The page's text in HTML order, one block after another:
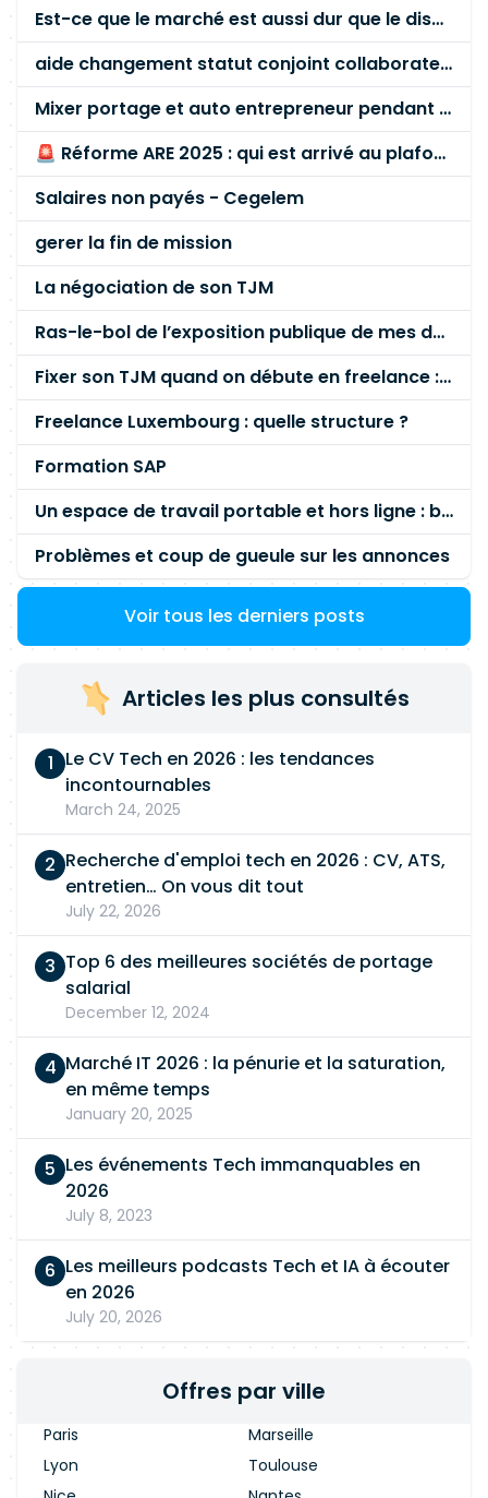
Est-ce que le marché est aussi dur que le disent les commerciaux ?
aide changement statut conjoint collaborateur
Mixer portage et auto entrepreneur pendant des années - quel risque ?
🚨 Réforme ARE 2025 : qui est arrivé au plafond des 60 % en gardant son entreprise ?
Salaires non payés - Cegelem
gerer la fin de mission
La négociation de son TJM
Ras-le-bol de l’exposition publique de mes données personnelles liées à mon entreprise
Fixer son TJM quand on débute en freelance : la méthode mathématique (et pas au feeling) 🛑
Freelance Luxembourg : quelle structure ?
Formation SAP
Un espace de travail portable et hors ligne : besoin réel ou fausse bonne idée ?
Problèmes et coup de gueule sur les annonces
Voir tous les derniers posts
Articles les plus consultés
Le CV Tech en 2026 : les tendances
incontournables
March 24, 2025
Recherche d'emploi tech en 2026 : CV, ATS,
entretien… On vous dit tout
July 22, 2026
Top 6 des meilleures sociétés de portage
salarial
December 12, 2024
Marché IT 2026 : la pénurie et la saturation,
en même temps
January 20, 2025
Les événements Tech immanquables en
2026
July 8, 2023
Les meilleurs podcasts Tech et IA à écouter
en 2026
July 20, 2026
Offres par ville
Paris
Marseille
Lyon
Toulouse